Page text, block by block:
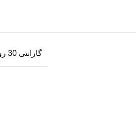
گارانتی 30 روزه فروشگاه آفلپ